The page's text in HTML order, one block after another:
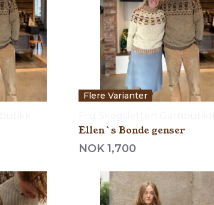
Flere Varianter
Ellen`s Bonde genser
NOK 1,700